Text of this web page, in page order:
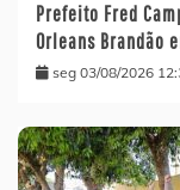
Prefeito Fred
Orleans Brandão
seg 03/08/2026